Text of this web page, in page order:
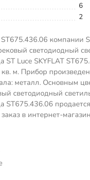
6
2
компании
светодиодный
Luce SKYFLAT
м. Прибор
металл. Основным
светодиодный
ST675.436.06
в интернет-